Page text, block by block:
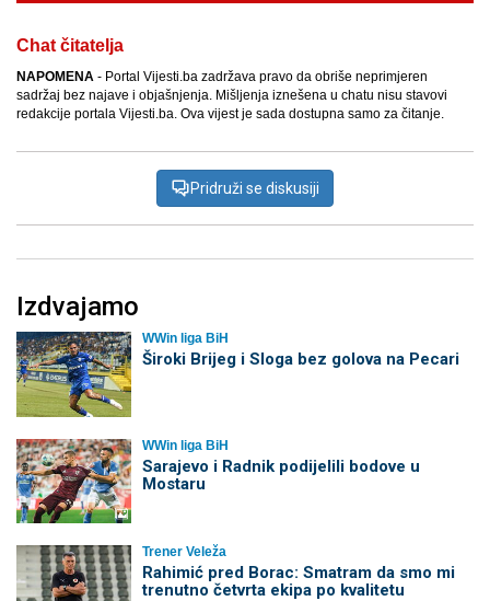
Chat čitatelja
NAPOMENA - Portal Vijesti.ba zadržava pravo da obriše neprimjeren
sadržaj bez najave i objašnjenja. Mišljenja iznešena u chatu nisu stavovi
redakcije portala Vijesti.ba. Ova vijest je sada dostupna samo za čitanje.
Pridruži se diskusiji
Izdvajamo
WWin liga BiH
Široki Brijeg i Sloga bez golova na Pecari
WWin liga BiH
Sarajevo i Radnik podijelili bodove u
Mostaru
Trener Veleža
Rahimić pred Borac: Smatram da smo mi
trenutno četvrta ekipa po kvalitetu